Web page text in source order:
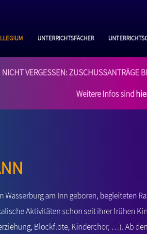
Unterrichtsfächer
NICHT VERGESSEN:
Weitere Infos sind
Wasserburg am Inn geboren, begleiteten
Aktivitäten schon seit ihrer frühen
Blockflöte, Kinderchor, …). Ab